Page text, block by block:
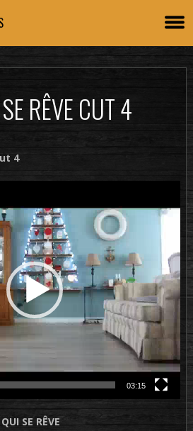
RÊVE CUT 4
4
03:15
SE RÊVE